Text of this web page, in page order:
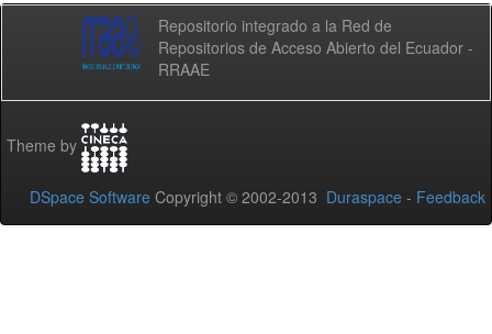
Repositorio integrado a la Red de
Repositorios de Acceso Abierto del Ecuador -
RRAAE
Theme by
DSpace Software Copyright © 2002-2013 Duraspace - Feedback